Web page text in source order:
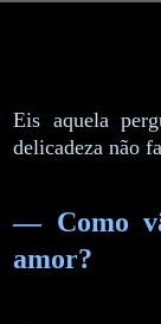
Eis aquela
delicadeza não
— Como
amor?